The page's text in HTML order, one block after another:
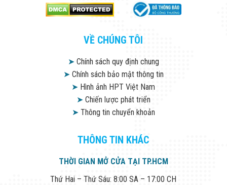
VỀ CHÚNG TÔI
➤Chính sách quy định chung
➤Chính sách bảo mật thông tin
➤ Hình ảnh HPT Việt Nam
➤Chiến lược phát triển
➤Thông tin chuyển khoản
THÔNG TIN KHÁC
THỜI GIAN MỞ CỬA TẠI TP.HCM
Thứ Hai – Thứ Sáu: 8:00 SA – 17:00 CH